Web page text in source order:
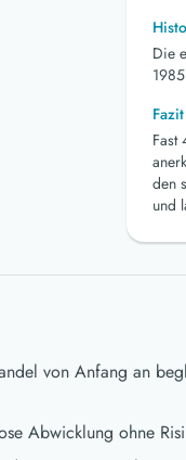
Die
Fast
den
und
von Anfang an
Abwicklung ohne